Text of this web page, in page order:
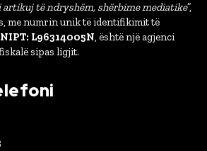
artikuj të ndryshëm, shërbime mediatike”,
me numrin unik të identifikimit të
NIPT: L96314005N, është një agjenci
sipas ligjit.